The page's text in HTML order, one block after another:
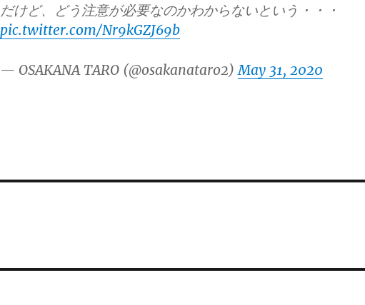
だけど、どう注意が必要なのかわからないという・・・
pic.twitter.com/Nr9kGZJ69b
— OSAKANA TARO (@osakanataro2)May 31, 2020